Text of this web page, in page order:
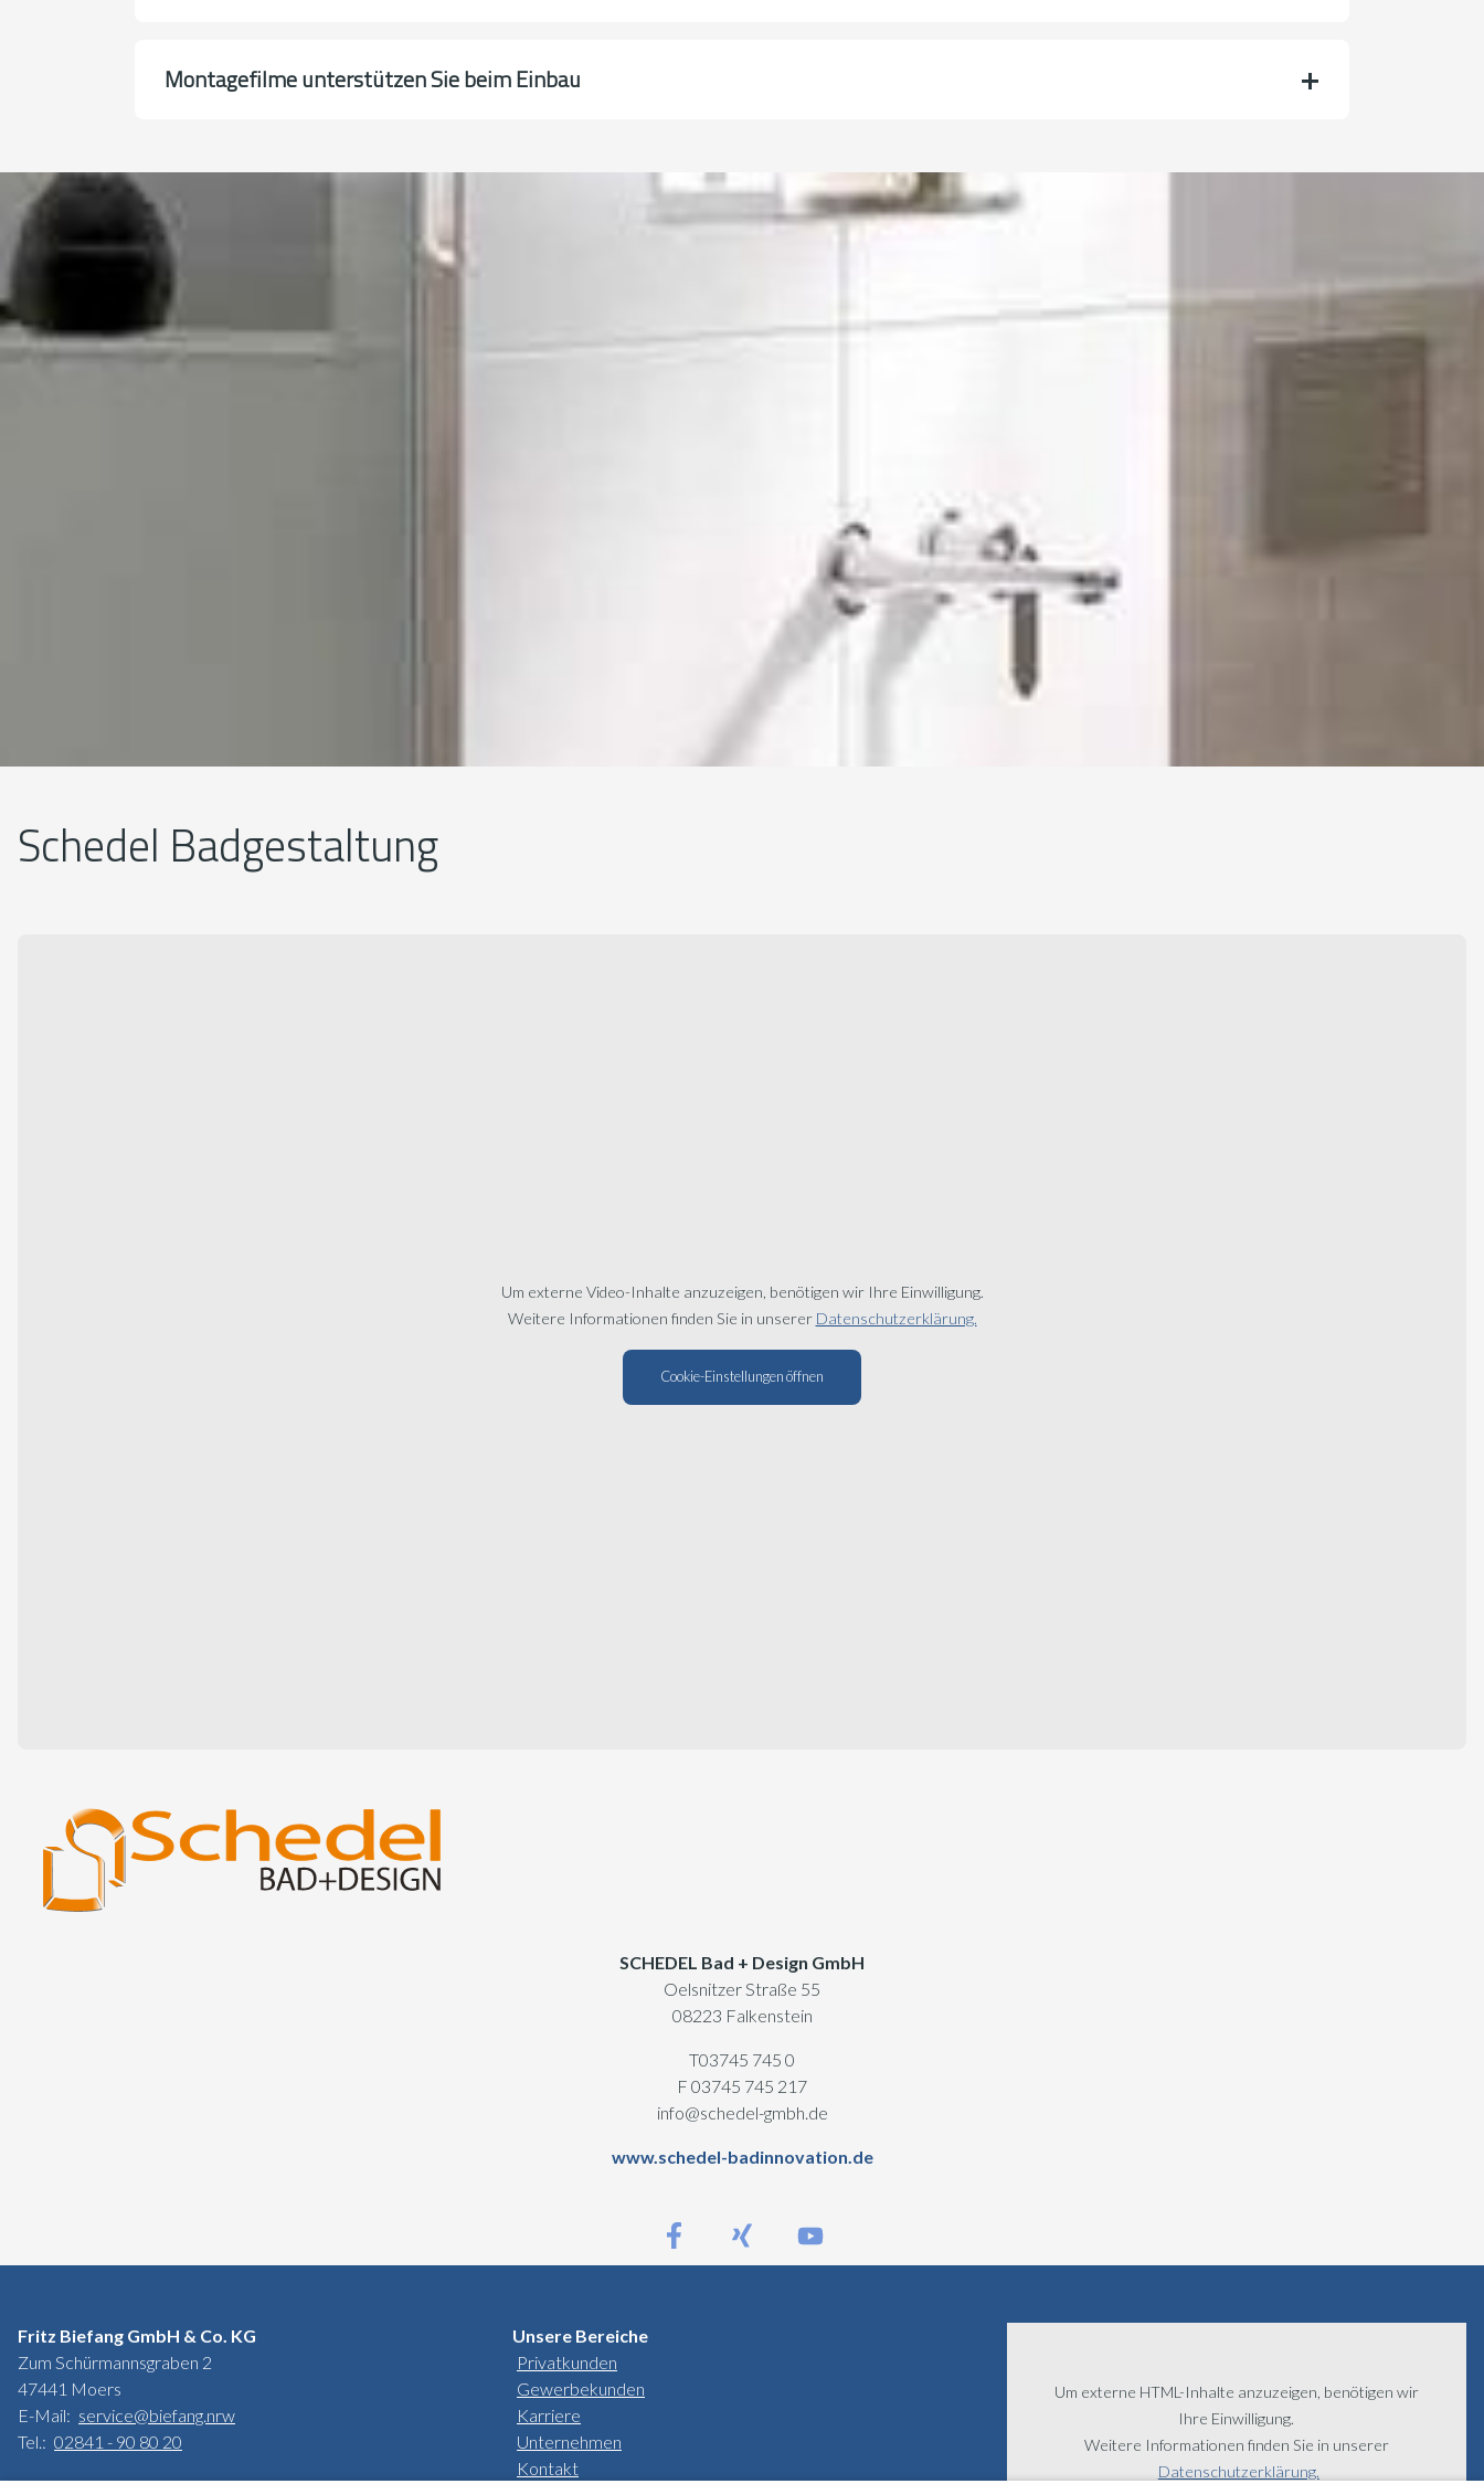
Montagefilme unterstützen Sie beim Einbau
Schedel Badgestaltung
Um externe Video-Inhalte anzuzeigen, benötigen wir Ihre Einwilligung.
Weitere Informationen finden Sie in unserer Datenschutzerklärung.
Cookie-Einstellungen öffnen
SCHEDEL Bad + Design GmbH
Oelsnitzer Straße 55
08223 Falkenstein
T03745 745 0
F 03745 745 217
info@schedel-gmbh.de
www.schedel-badinnovation.de
Fritz Biefang GmbH & Co. KG
Zum Schürmannsgraben 2
47441 Moers
E-Mail: service@biefang.nrw
Tel.: 02841 - 90 80 20
Unsere Bereiche
Privatkunden
Gewerbekunden
Karriere
Unternehmen
Kontakt
Um externe HTML-Inhalte anzuzeigen, benötigen wir
Ihre Einwilligung.
Weitere Informationen finden Sie in unserer
Datenschutzerklärung.